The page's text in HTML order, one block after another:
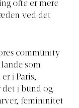
ofte er mere
ved det
community
lande som
i Paris,
det i bund og
femininitet